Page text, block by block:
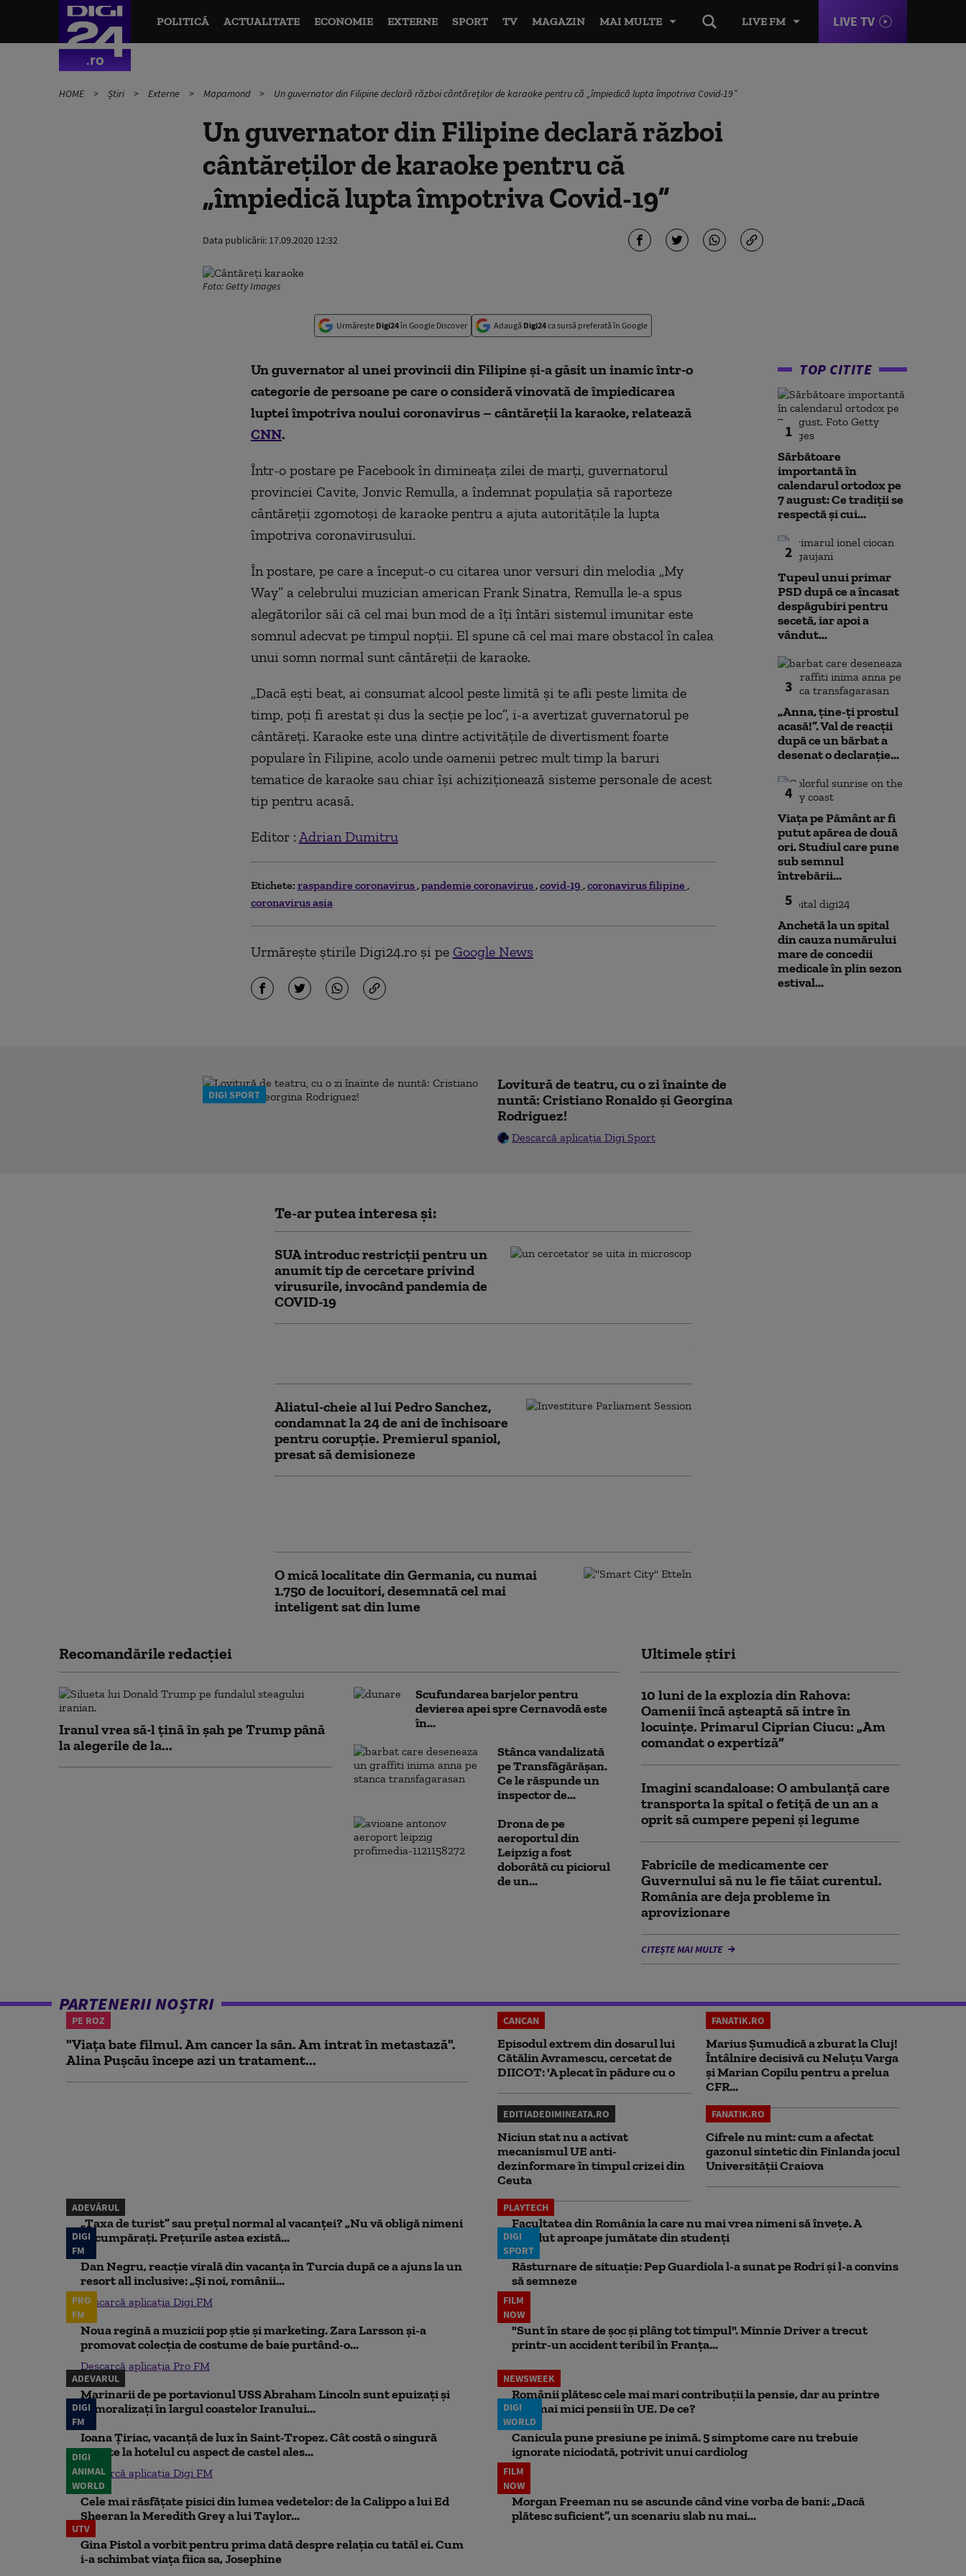
LIVE FM LIVE TV
POLITICĂ ACTUALITATE ECONOMIE EXTERNE SPORT TV MAGAZIN MAI MULTE
HOME Știri Externe Mapamond Un guvernator din Filipine declară război cântăreților de karaoke pentru că „împiedică lupta împotriva Covid-19”
Un guvernator din Filipine declară război
cântăreților de karaoke pentru că
„împiedică lupta împotriva Covid-19”
Data publicării: 17.09.2020 12:32
Foto: Getty Images
Urmărește Digi24în Google Discover Adaugă Digi24ca sursă preferată în Google
Un guvernatoral unei provincii din Filipine și-a găsit un inamic într-o
categorie de persoane pe care o consideră vinovată de împiedicarea
luptei împotriva noului coronavirus – cântăreții la karaoke, relatează
CNN.
Într-o postare pe Facebook în dimineața zilei de marți, guvernatorul
provinciei Cavite, Jonvic Remulla, a îndemnat populația să raporteze
cântăreții zgomotoși de karaoke pentru a ajuta autoritățile la lupta
împotriva coronavirusului.
În postare, pe care a început-o cu citarea unor versuri din melodia „My
Way” a celebrului muzician american Frank Sinatra, Remulla le-a spus
alegătorilor săi că cel mai bun mod de a îți întări sistemul imunitar este
somnul adecvat pe timpul nopții. El spune că cel mai mare obstacol în calea
unui somn normal sunt cântăreții de karaoke.
„Dacă ești beat, ai consumat alcool peste limită și te afli peste limita de
timp, poți fi arestat și dus la secție pe loc”, i-a avertizat guvernatorul pe
cântăreți. Karaoke este una dintre activitățile de divertisment foarte
populare în Filipine, acolo unde oamenii petrec mult timp la baruri
tematice de karaoke sau chiar își achiziționează sisteme personale de acest
tip pentru acasă.
Editor : Adrian Dumitru
Etichete: raspandire coronavirus pandemie coronavirus covid-19 coronavirus filipine
coronavirus asia
Urmărește știrile Digi24.ro și pe Google News
TOP CITITE
1
Sărbătoare
importantă în
calendarul ortodox pe
7 august: Ce tradiții se
respectă și cui...
2
Tupeul unui primar
PSD după ce a încasat
despăgubiri pentru
secetă, iar apoi a
vândut...
3
„Anna, ţine-ţi prostul
acasă!”. Val de reacții
după ce un bărbat a
desenat o declarație...
4
Viața pe Pământ ar fi
putut apărea de două
ori. Studiul care pune
sub semnul
întrebării...
5
Anchetă la un spital
din cauza numărului
mare de concedii
medicale în plin sezon
estival...
DIGI SPORT
Lovitură de teatru, cu o zi înainte de
nuntă: Cristiano Ronaldo și Georgina
Rodriguez!
Descarcă aplicația Digi Sport
Te-ar putea interesa și:
SUA introduc restricții pentru un
anumit tip de cercetare privind
virusurile, invocând pandemia de
COVID-19
Aliatul-cheie al lui Pedro Sanchez,
condamnat la 24 de ani de închisoare
pentru corupție. Premierul spaniol,
presat să demisioneze
O mică localitate din Germania, cu numai
1.750 de locuitori, desemnată cel mai
inteligent sat din lume
Recomandările redacţiei
Iranul vrea să-l țină în șah pe Trump până
la alegerile de la...
Scufundarea barjelor pentru
devierea apei spre Cernavodă este
în...
Stânca vandalizată
pe Transfăgărășan.
Ce le răspunde un
inspector de...
Drona de pe
aeroportul din
Leipzig a fost
doborâtă cu piciorul
de un...
Ultimele știri
10 luni de la explozia din Rahova:
Oamenii încă așteaptă să intre în
locuințe. Primarul Ciprian Ciucu: „Am
comandat o expertiză”
Imagini scandaloase: O ambulanță care
transporta la spital o fetiță de un an a
oprit să cumpere pepeni și legume
Fabricile de medicamente cer
Guvernului să nu le fie tăiat curentul.
România are deja probleme în
aprovizionare
CITEȘTE MAI MULTE
PARTENERII NOȘTRI
PE ROZ
"Viața bate filmul. Am cancer la sân. Am intrat în metastază".
Alina Pușcău începe azi un tratament...
CANCAN
Episodul extrem din dosarul lui
Cătălin Avramescu, cercetat de
DIICOT: 'A plecat în pădure cu o
FANATIK.RO
Marius Şumudică a zburat la Cluj!
Întâlnire decisivă cu Neluţu Varga
şi Marian Copilu pentru a prelua
CFR...
EDITIADEDIMINEATA.RO
Niciun stat nu a activat
mecanismul UE anti-
dezinformare în timpul crizei din
Ceuta
FANATIK.RO
Cifrele nu mint: cum a afectat
gazonul sintetic din Finlanda jocul
Universității Craiova
ADEVĂRUL
„Taxa de turist” sau prețul normal al vacanței? „Nu vă obligă nimeni
să cumpărați. Prețurile astea există...
PLAYTECH
Facultatea din România la care nu mai vrea nimeni să înveţe. A
pierdut aproape jumătate din studenţi
DIGI
FM
Dan Negru, reacție virală din vacanța în Turcia după ce a ajuns la un
resort all inclusive: „Și noi, românii...
Descarcă aplicația Digi FM
DIGI
SPORT
Răsturnare de situație: Pep Guardiola l-a sunat pe Rodri și l-a convins
să semneze
PRO
FM
Noua regină a muzicii pop știe și marketing. Zara Larsson și-a
promovat colecția de costume de baie purtând-o...
Descarcă aplicația Pro FM
FILM
NOW
"Sunt în stare de șoc și plâng tot timpul". Minnie Driver a trecut
printr-un accident teribil în Franța...
ADEVARUL
Marinarii de pe portavionul USS Abraham Lincoln sunt epuizați și
demoralizați în largul coastelor Iranului...
NEWSWEEK
Românii plătesc cele mai mari contribuții la pensie, dar au printre
cele mai mici pensii în UE. De ce?
DIGI
FM
Ioana Țiriac, vacanță de lux în Saint-Tropez. Cât costă o singură
noapte la hotelul cu aspect de castel ales...
Descarcă aplicația Digi FM
DIGI
WORLD
Canicula pune presiune pe inimă. 5 simptome care nu trebuie
ignorate niciodată, potrivit unui cardiolog
DIGI
ANIMAL
WORLD
Cele mai răsfățate pisici din lumea vedetelor: de la Calippo a lui Ed
Sheeran la Meredith Grey a lui Taylor...
FILM
NOW
Morgan Freeman nu se ascunde când vine vorba de bani: „Dacă
plătesc suficient”, un scenariu slab nu mai...
UTV
Gina Pistol a vorbit pentru prima dată despre relația cu tatăl ei. Cum
i-a schimbat viața fiica sa, Josephine